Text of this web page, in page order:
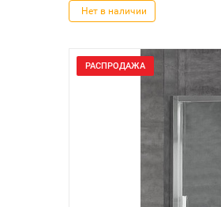
Нет в наличии
РАСПРОДАЖА